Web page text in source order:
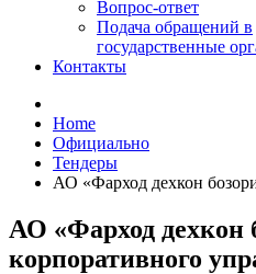
Вопрос-ответ
Подача обращений в
государственные
Контакты
Home
Официально
Тендеры
АО «Фарход дехкон
АО «Фарход дехкон
корпоративного